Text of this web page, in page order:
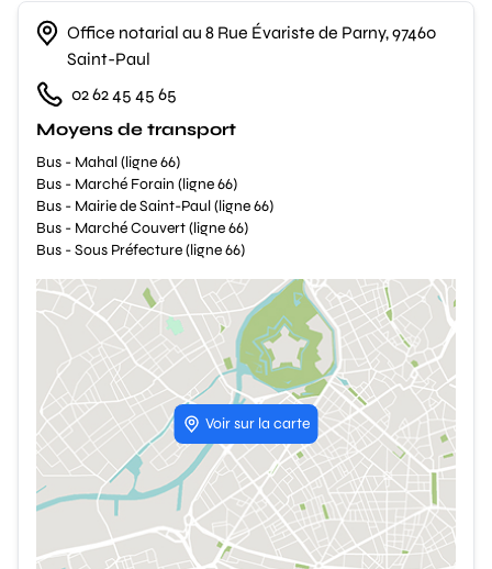
Office notarial au 8 Rue Évariste de Parny, 97460
Saint-Paul
02 62 45 45 65
Moyens de transport
Bus - Mahal (ligne 66)
Bus - Marché Forain (ligne 66)
Bus - Mairie de Saint-Paul (ligne 66)
Bus - Marché Couvert (ligne 66)
Bus - Sous Préfecture (ligne 66)
Voir sur la carte